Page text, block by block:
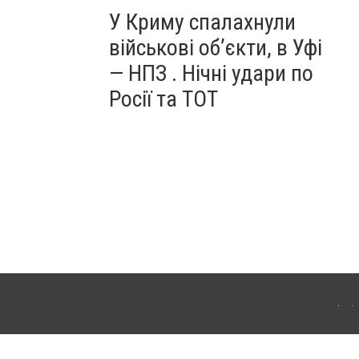
У Криму спалахнули
військові об’єкти, в Уфі
— НПЗ . Нічні удари по
Росії та ТОТ